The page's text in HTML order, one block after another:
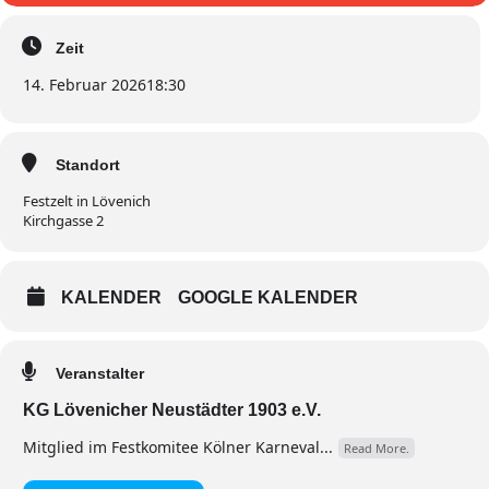
Zeit
14. Februar 202618:30
Standort
Festzelt in Lövenich
Kirchgasse 2
KALENDER GOOGLE KALENDER
Veranstalter
KG Lövenicher Neustädter 1903 e.V.
Mitglied im Festkomitee Kölner Karneval... Read More.